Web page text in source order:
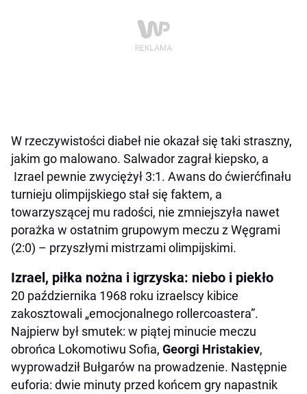
W rzeczywistości diabeł nie okazał się taki straszny,
jakim go malowano. Salwador zagrał kiepsko, a
Izrael pewnie zwyciężył 3:1. Awans do ćwierćfinału
turnieju olimpijskiego stał się faktem, a
towarzyszącej mu radości, nie zmniejszyła nawet
porażka w ostatnim grupowym meczu z Węgrami
(2:0) – przyszłymi mistrzami olimpijskimi.
Izrael, piłka nożna i igrzyska: niebo i piekło
20 października 1968 roku izraelscy kibice
zakosztowali „emocjonalnego rollercoastera”.
Najpierw był smutek: w piątej minucie meczu
obrońca Lokomotiwu Sofia, Georgi Hristakiev,
wyprowadził Bułgarów na prowadzenie. Następnie
euforia: dwie minuty przed końcem gry napastnik